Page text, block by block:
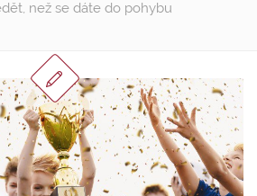
než se dáte do pohybu